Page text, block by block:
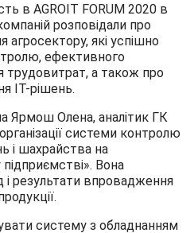
в AGROIT FORUM 2020 в
розповідали про
агросектору, які успішно
ефективного
трудовитрат, а також про
IT-рішень.
Ярмош Олена, аналітик ГК
системи контролю
і шахрайства на
Вона
і результати впровадження
систему з обладнанням